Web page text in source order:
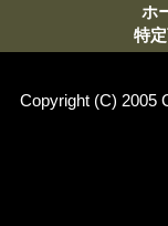
ホ
特
Copyright (C) 2005